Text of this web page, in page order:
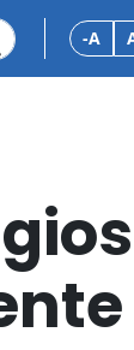
-A